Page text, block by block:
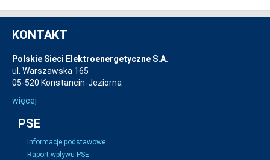
KONTAKT
Polskie Sieci Elektroenergetyczne S.A.
ul. Warszawska 165
05-520 Konstancin-Jeziorna
więcej
PSE
Informacje podstawowe
Raport wpływu PSE